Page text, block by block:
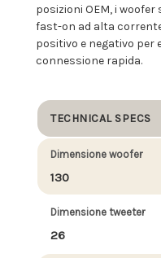
posizioni OEM, i
fast-on ad alta
positivo e negativo per
connessione rapida.
TECHNICAL SPECS
Dimensione woofer
130
Dimensione tweeter
26